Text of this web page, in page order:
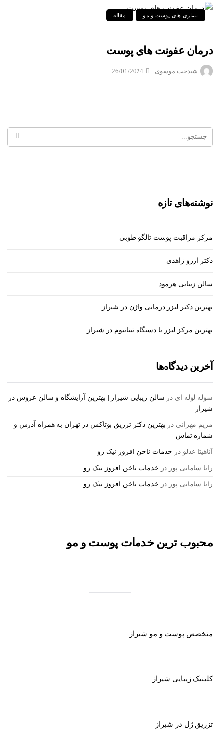
بیماری های پوست و مو مقاله
درمان عفونت های پوست
شیدخت موسوی 26/01/2024
نوشته‌های تازه
مرکز مراقبت پوست تالگو طوبی
دکتر آرزو زاهدی
سالن زیبایی هرمود
بهترین دکتر لیزر درمانی واژن در شیراز
بهترین مرکز لیزر با دستگاه تیتانیوم در شیراز
آخرین دیدگاه‌ها
سوله لوله ای در سالن زیبایی شیراز | بهترین آرایشگاه و سالن عروس در
شیراز
مریم مهرانی در بهترین دکتر تزریق بوتاکس در تهران به همراه آدرس و
شماره تماس
آناهیتا عدلو در خدمات ناخن افروز نیک رو
رانا سامانی پور در خدمات ناخن افروز نیک رو
رانا سامانی پور در خدمات ناخن افروز نیک رو
محبوب ترین خدمات پوست و مو
متخصص پوست و مو شیراز
کلینیک زیبایی شیراز
تزریق ژل در شیراز